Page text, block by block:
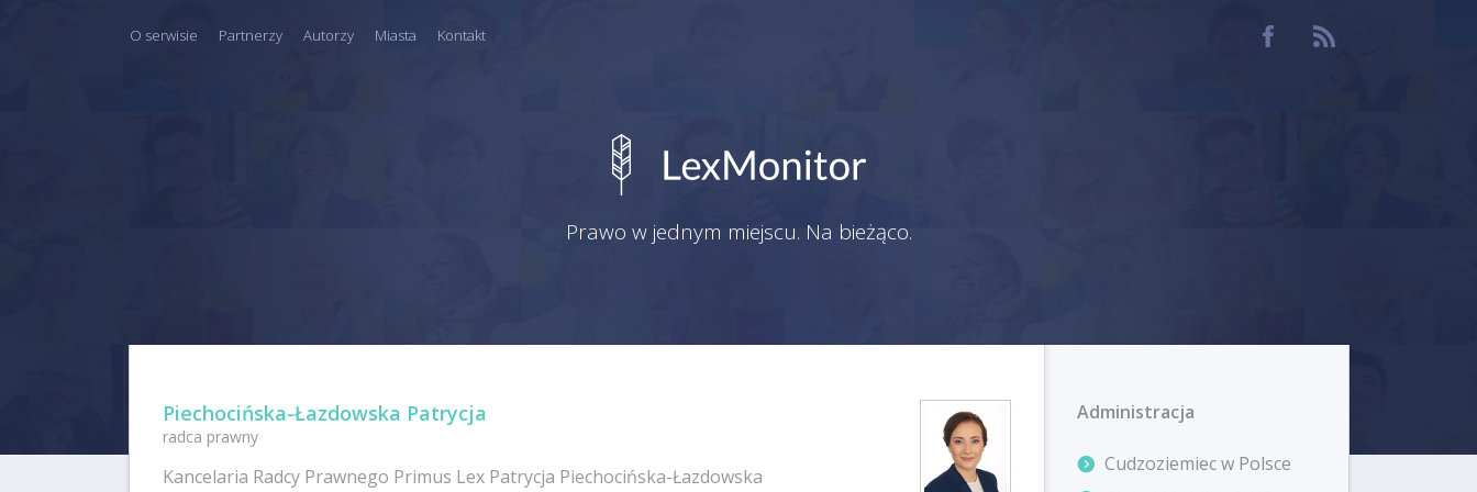
O serwisie Partnerzy Autorzy Miasta Kontakt
Prawo w jednym miejscu. Na bieżąco.
Piechocińska-Łazdowska Patrycja
radca prawny
Kancelaria Radcy Prawnego Primus Lex Patrycja Piechocińska-Łazdowska
Administracja
Cudzoziemiec w Polsce